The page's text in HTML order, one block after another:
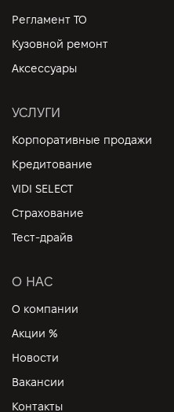
Регламент ТО
Кузовной ремонт
Аксессуары
УСЛУГИ
Корпоративные продажи
Кредитование
VIDI SELECT
Страхование
Тест-драйв
О НАС
О компании
Акции %
Новости
Вакансии
Контакты